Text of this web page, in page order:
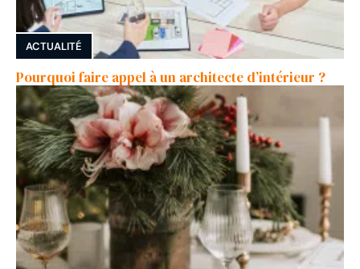
ACTUALITÉ
Pourquoi faire appel à un architecte d’intérieur ?